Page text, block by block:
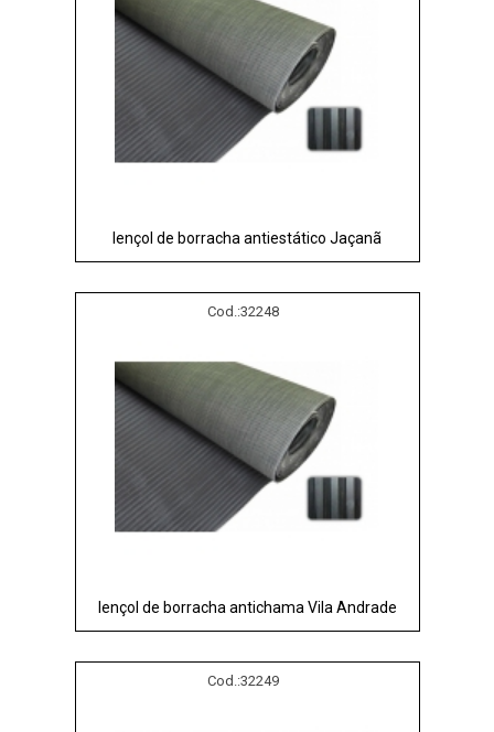
lençol de borracha antiestático Jaçanã
Cod.:32248
lençol de borracha antichama Vila Andrade
Cod.:32249